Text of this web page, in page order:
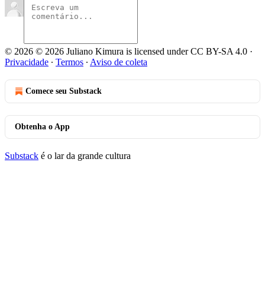
© 2026 © 2026 Juliano Kimura is licensed under CC BY-SA 4.0 ·
Privacidade ∙ Termos ∙ Aviso de coleta
Comece seu Substack
Obtenha o App
Substack é o lar da grande cultura